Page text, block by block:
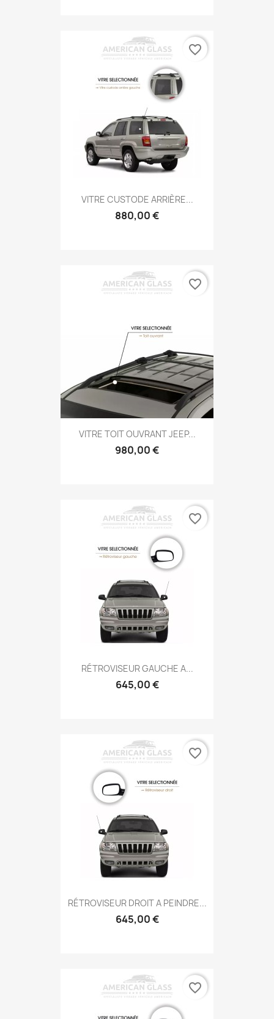
VITRE CUSTODE ARRIÈRE...
880,00 €
favorite_border
VITRE TOIT OUVRANT JEEP...
980,00 €
favorite_border
RÉTROVISEUR GAUCHE A...
645,00 €
favorite_border
RÉTROVISEUR DROIT A PEINDRE...
645,00 €
favorite_border
favorite_border